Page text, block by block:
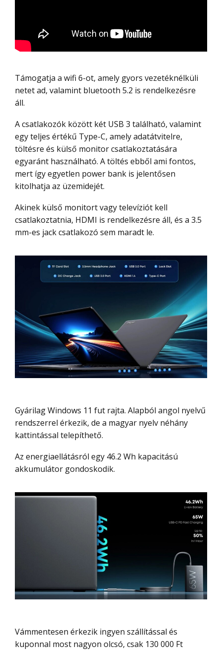
Támogatja a wifi 6-ot, amely gyors vezetéknélküli
netet ad, valamint bluetooth 5.2 is rendelkezésre
áll.
A csatlakozók között két USB 3 található, valamint
egy teljes értékű Type-C, amely adatátvitelre,
töltésre és külső monitor csatlakoztatására
egyaránt használható. A töltés ebből ami fontos,
mert így egyetlen power bank is jelentősen
kitolhatja az üzemidejét.
Akinek külső monitort vagy televíziót kell
csatlakoztatnia, HDMI is rendelkezésre áll, és a 3.5
mm-es jack csatlakozó sem maradt le.
Gyárilag Windows 11 fut rajta. Alapból angol nyelvű
rendszerrel érkezik, de a magyar nyelv néhány
kattintással telepíthető.
Az energiaellátásról egy 46.2 Wh kapacitású
akkumulátor gondoskodik.
Vámmentesen érkezik ingyen szállítással és
kuponnal most nagyon olcsó, csak 130 000 Ft